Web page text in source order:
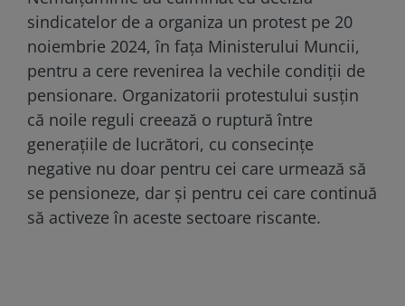
sindicatelor de a organiza un protest pe 20
noiembrie 2024, în fața Ministerului Muncii,
pentru a cere revenirea la vechile condiții de
pensionare. Organizatorii protestului susțin
că noile reguli creează o ruptură între
generațiile de lucrători, cu consecințe
negative nu doar pentru cei care urmează să
se pensioneze, dar și pentru cei care continuă
să activeze în aceste sectoare riscante.